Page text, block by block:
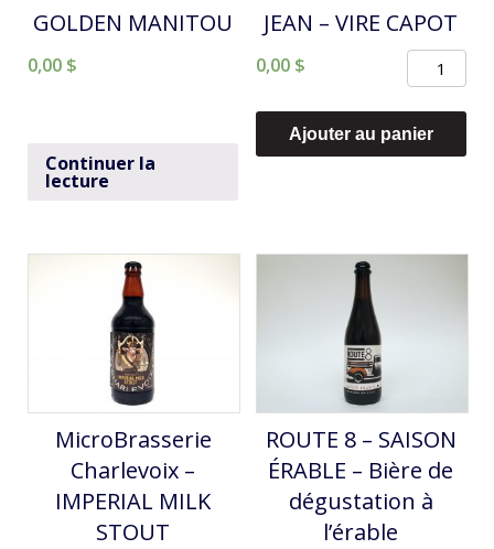
GOLDEN MANITOU
0,00 $
Continuer la
lecture
JEAN – VIRE CAPOT
0,00 $
quantité
MICRO
DU
JEAN
Ajouter au panier
MicroBrasserie
Charlevoix –
IMPERIAL MILK
STOUT
ROUTE 8 – SAISON
ÉRABLE – Bière de
dégustation à
l’érable